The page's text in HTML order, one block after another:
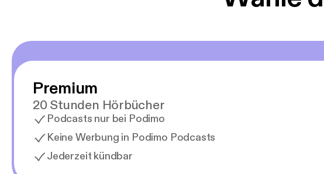
Premium
20 Stunden Hörbücher
Podcasts nur bei Podimo
Keine Werbung in Podimo Podcasts
Jederzeit kündbar